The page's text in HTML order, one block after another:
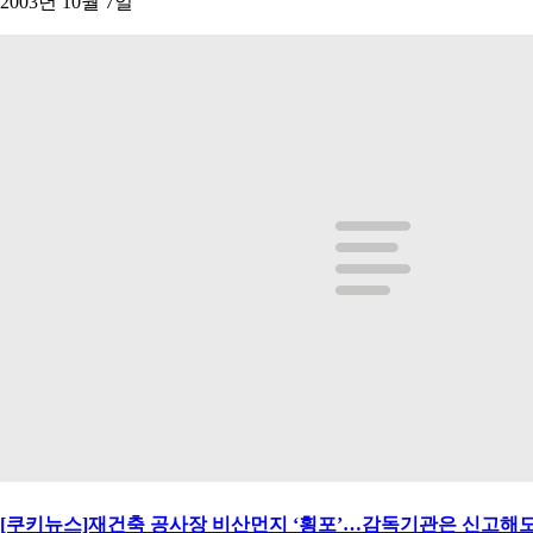
[쿠키뉴스]재건축 공사장 비산먼지 ‘횡포’…감독기관은 신고해